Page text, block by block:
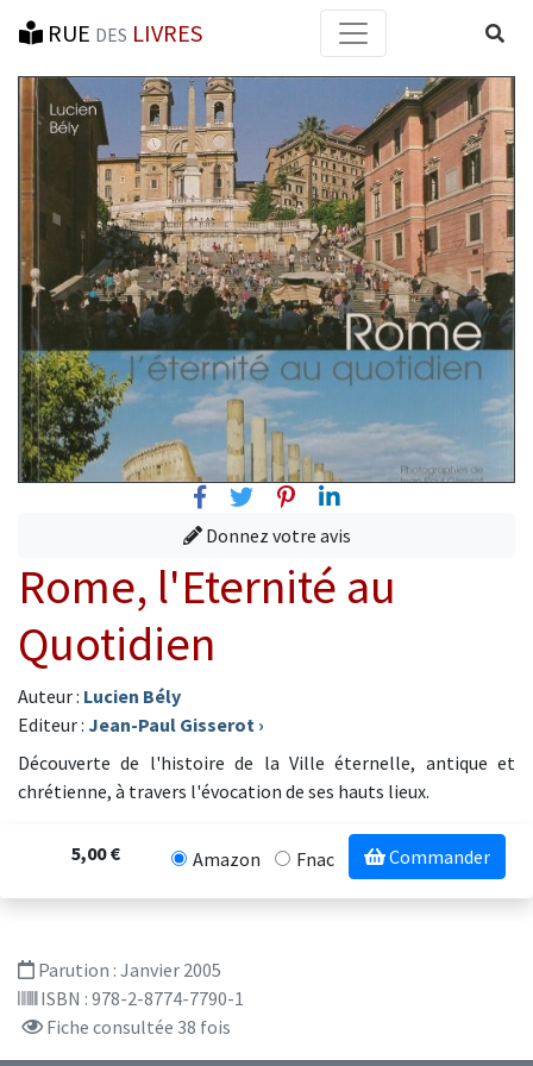
RUE DES LIVRES
FacebookTwitterPinterest
Linkedin
Donnez votre avis
Rome, l'Eternité au
Quotidien
Auteur : Lucien Bély
Editeur : Jean-Paul Gisserot ›
Découverte de l'histoire de la Ville éternelle, antique et
chrétienne, à travers l'évocation de ses hauts lieux.
5,00 € Amazon Fnac Commander
Parution : Janvier 2005
ISBN : 978-2-8774-7790-1
Fiche consultée 38 fois